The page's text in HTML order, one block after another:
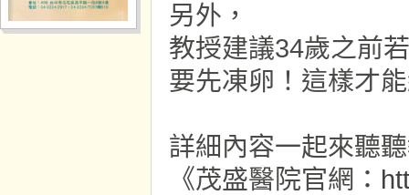
另外，
教授建議34歲之前
要先凍卵！這樣才
詳細內容一起來聽
《茂盛醫院官網：